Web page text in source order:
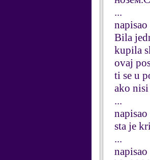
...
Bila
kupila
ovaj
ti se u
ako
...
sta je
...